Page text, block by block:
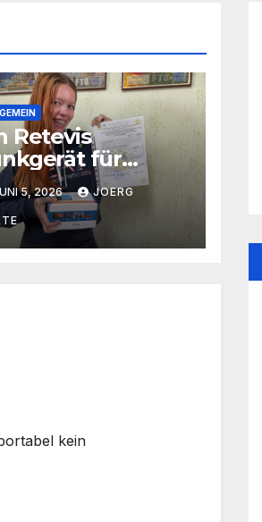
Retevis
für
5, 2026 JOERG
kein